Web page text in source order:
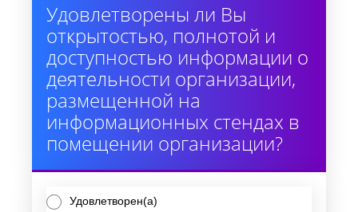
Удовлетворены ли Вы
открытостью, полнотой и
доступностью информации о
деятельности организации,
размещенной на
информационных стендах в
помещении организации?
Удовлетворен(а)